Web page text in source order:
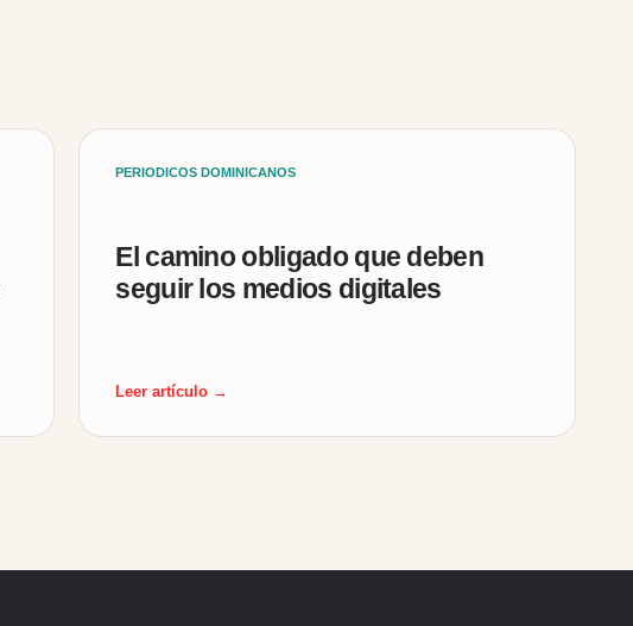
PERIODICOS DOMINICANOS
El camino obligado que deben
seguir los medios digitales
Leer artículo →